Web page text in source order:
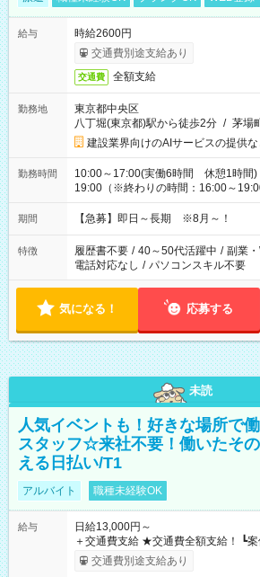
給与
時給2600円
交通費別途支給あり
交通費 全額支給
勤務地
東京都中央区
八丁堀(東京都)駅から徒歩2分 / 茅場
建設業界向けのAIサービスの提供
勤務時間
10:00～17:00(実働6時間 休憩1時間
19:00（※終わりの時間：16:00～
期間 【急募】即日～長期 ※8月～！
特徴 履歴書不要 / 40～50代活躍中 / 副業
電話対応なし / パソコンスキル不要
気になる！ 応募する
未読
人気イベントも！好きな場所で
スタッフ☆来社不要！働いたそ
える日払い/T1
アルバイト 職種未経験OK
給与
日給13,000円～
＋交通費支給 ★交通費全額支給！ ┗案件により規定あり ★日払
いOK！（規定あり） ┗働いたその日
ンビニATMから 日払い分を引き落とせます！ 【試
交通費別途支給あり